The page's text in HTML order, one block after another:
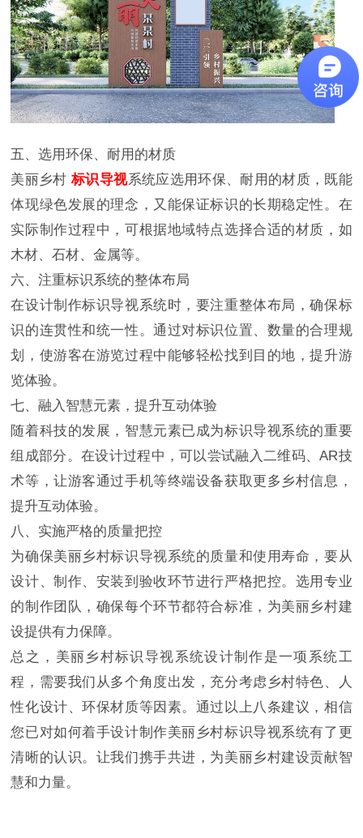
五、选用环保、耐用的材质
美丽乡村标识导视系统应选用环保、耐用的材质，既能
体现绿色发展的理念，又能保证标识的长期稳定性。在
实际制作过程中，可根据地域特点选择合适的材质，如
木材、石材、金属等。
六、注重标识系统的整体布局
在设计制作标识导视系统时，要注重整体布局，确保标
识的连贯性和统一性。通过对标识位置、数量的合理规
划，使游客在游览过程中能够轻松找到目的地，提升游
览体验。
七、融入智慧元素，提升互动体验
随着科技的发展，智慧元素已成为标识导视系统的重要
组成部分。在设计过程中，可以尝试融入二维码、AR技
术等，让游客通过手机等终端设备获取更多乡村信息，
提升互动体验。
八、实施严格的质量把控
为确保美丽乡村标识导视系统的质量和使用寿命，要从
设计、制作、安装到验收环节进行严格把控。选用专业
的制作团队，确保每个环节都符合标准，为美丽乡村建
设提供有力保障。
总之，美丽乡村标识导视系统设计制作是一项系统工
程，需要我们从多个角度出发，充分考虑乡村特色、人
性化设计、环保材质等因素。通过以上八条建议，相信
您已对如何着手设计制作美丽乡村标识导视系统有了更
清晰的认识。让我们携手共进，为美丽乡村建设贡献智
慧和力量。